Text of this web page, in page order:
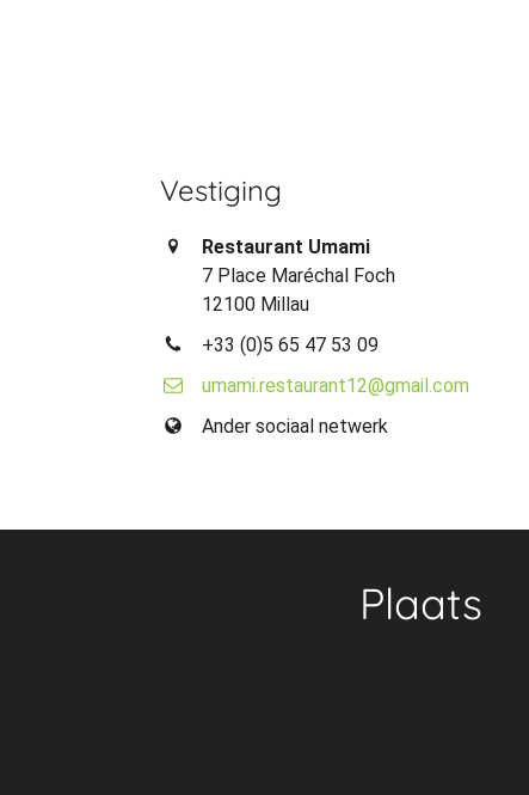
Vestiging
Restaurant Umami
7 Place Maréchal Foch
12100 Millau
+33 (0)5 65 47 53 09
umami.restaurant12@gmail.com
Ander sociaal netwerk
Plaats